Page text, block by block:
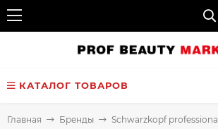
КАТАЛОГ ТОВАРОВ
Главная Бренды Schwarzkopf professional